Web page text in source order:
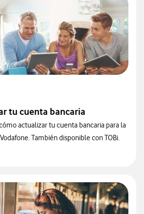
tu cuenta bancaria
actualizar tu cuenta bancaria para la
También disponible con TOBi.
tu cuenta bancaria